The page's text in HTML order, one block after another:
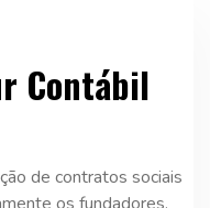
de contratos sociais
Contábil